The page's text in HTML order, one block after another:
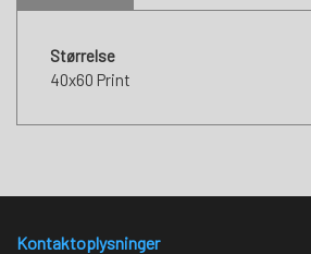
Størrelse
40x60 Print
Kontaktoplysninger